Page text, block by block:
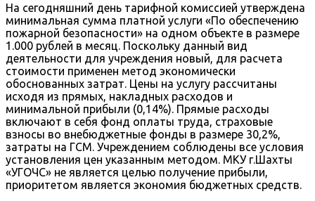
На сегодняшний день тарифной комиссией утверждена
минимальная сумма платной услуги «По обеспечению
пожарной безопасности» на одном объекте в размере
1.000 рублей в месяц. Поскольку данный вид
деятельности для учреждения новый, для расчета
стоимости применен метод экономически
обоснованных затрат. Цены на услугу рассчитаны
исходя из прямых, накладных расходов и
минимальной прибыли (0,14%). Прямые расходы
включают в себя фонд оплаты труда, страховые
взносы во внебюджетные фонды в размере 30,2%,
затраты на ГСМ. Учреждением соблюдены все условия
установления цен указанным методом. МКУ г.Шахты
«УГОЧС» не является целью получение прибыли,
приоритетом является экономия бюджетных средств.